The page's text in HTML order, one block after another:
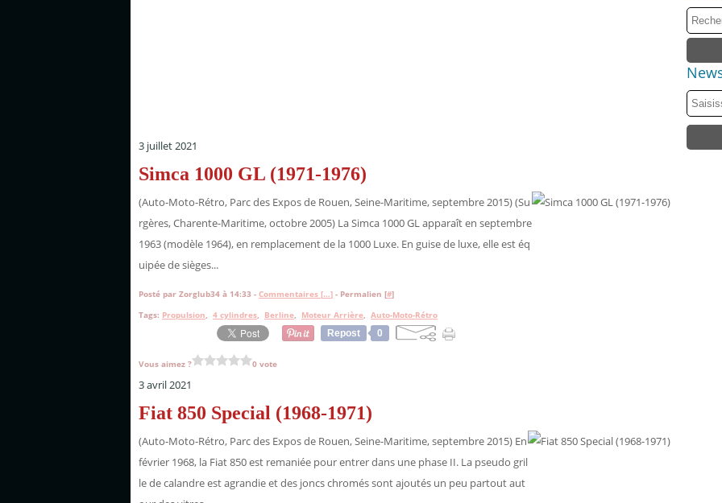
3 juillet 2021
Simca 1000 GL (1971-1976)
(Auto-Moto-Rétro, Parc des Expos de Rouen, Seine-Maritime, septembre 2015) (Su
rgères, Charente-Maritime, octobre 2005) La Simca 1000 GL apparaît en septembre
1963 (modèle 1964), en remplacement de la 1000 Luxe. En guise de luxe, elle est éq
uipée de sièges...
Posté par Zorglub34 à 14:33 - Commentaires […] - Permalien [#]
Tags: Propulsion, 4 cylindres, Berline, Moteur Arrière, Auto-Moto-Rétro
Repost
0
Vous aimez ? 0 vote
3 avril 2021
Fiat 850 Special (1968-1971)
(Auto-Moto-Rétro, Parc des Expos de Rouen, Seine-Maritime, septembre 2015) En
février 1968, la Fiat 850 est remaniée pour entrer dans une phase II. La pseudo gril
le de calandre est agrandie et des joncs chromés sont ajoutés un peu partout aut